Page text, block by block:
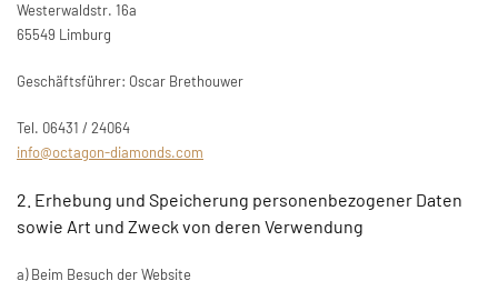
Westerwaldstr. 16a
65549 Limburg
Geschäftsführer: Oscar Brethouwer
Tel. 06431 / 24064
info@octagon-diamonds.com
2. Erhebung und Speicherung personenbezogener Daten
sowie Art und Zweck von deren Verwendung
a) Beim Besuch der Website